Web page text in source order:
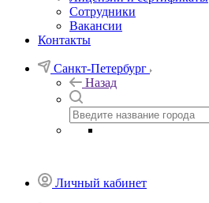
Сотрудники
Вакансии
Контакты
Санкт-Петербург
Назад
Личный кабинет